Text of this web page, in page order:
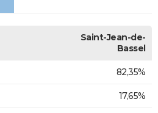
Saint-Jean-de-
Bassel
82,35%
17,65%